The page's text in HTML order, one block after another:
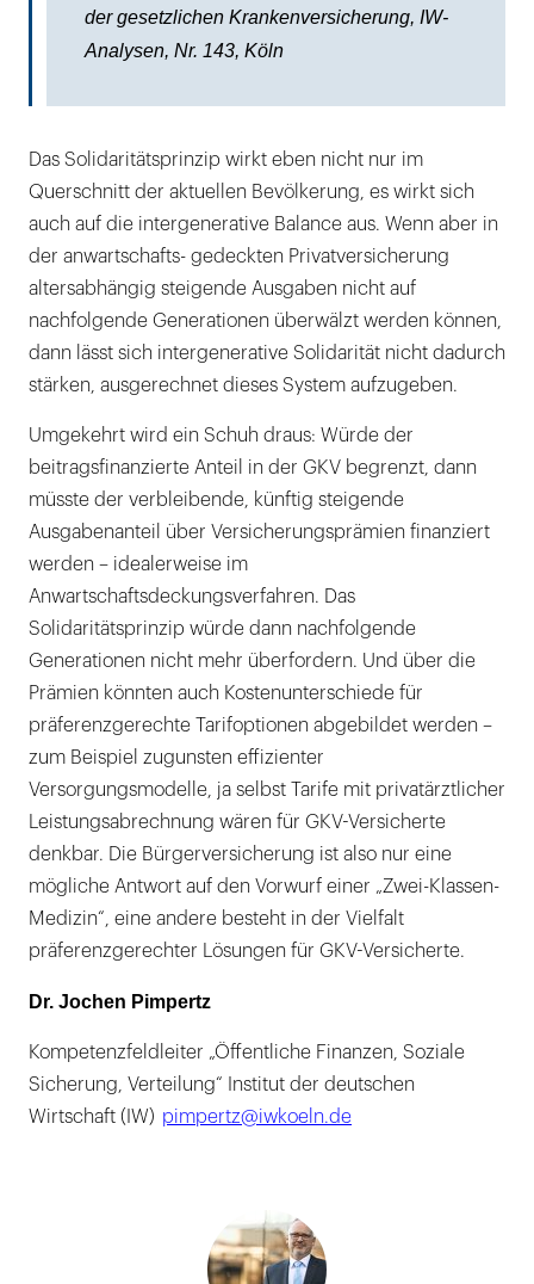
der gesetzlichen Krankenversicherung, IW-
Analysen, Nr. 143, Köln
Das Solidaritätsprinzip wirkt eben nicht nur im
Querschnitt der aktuellen Bevölkerung, es wirkt sich
auch auf die intergenerative Balance aus. Wenn aber in
der anwartschafts- gedeckten Privatversicherung
altersabhängig steigende Ausgaben nicht auf
nachfolgende Generationen überwälzt werden können,
dann lässt sich intergenerative Solidarität nicht dadurch
stärken, ausgerechnet dieses System aufzugeben.
Umgekehrt wird ein Schuh draus: Würde der
beitragsfinanzierte Anteil in der GKV begrenzt, dann
müsste der verbleibende, künftig steigende
Ausgabenanteil über Versicherungsprämien finanziert
werden – idealerweise im
Anwartschaftsdeckungsverfahren. Das
Solidaritätsprinzip würde dann nachfolgende
Generationen nicht mehr überfordern. Und über die
Prämien könnten auch Kostenunterschiede für
präferenzgerechte Tarifoptionen abgebildet werden –
zum Beispiel zugunsten effizienter
Versorgungsmodelle, ja selbst Tarife mit privatärztlicher
Leistungsabrechnung wären für GKV-Versicherte
denkbar. Die Bürgerversicherung ist also nur eine
mögliche Antwort auf den Vorwurf einer „Zwei-Klassen-
Medizin“, eine andere besteht in der Vielfalt
präferenzgerechter Lösungen für GKV-Versicherte.
Dr. Jochen Pimpertz
Kompetenzfeldleiter „Öffentliche Finanzen, Soziale
Sicherung, Verteilung“ Institut der deutschen
Wirtschaft (IW) pimpertz@iwkoeln.de